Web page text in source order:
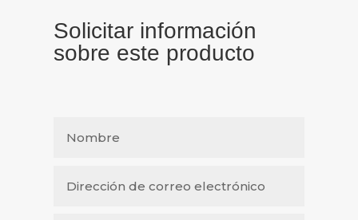
Solicitar información
sobre este producto